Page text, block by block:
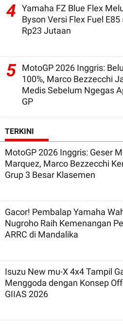
4
Yamaha FZ Blue Flex
Byson Versi Flex Fuel
Rp23 Jutaan
5 MotoGP 2026 Inggris:
100%, Marco Bezzecchi
Medis Sebelum Ngegas
GP
TERKINI
MotoGP 2026 Inggris: Geser
Marquez, Marco Bezzecchi
Grup 3 Besar Klasemen
Gacor! Pembalap Yamaha
Nugroho Raih Kemenangan
ARRC di Mandalika
Isuzu New mu-X 4x4 Tampil
Menggoda dengan Konsep
GIIAS 2026